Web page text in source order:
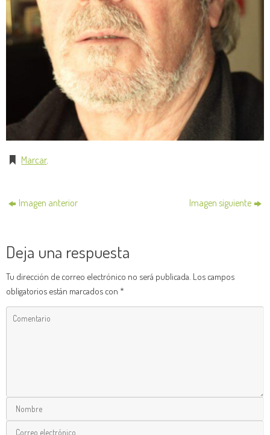
Marcar.
Imagen anterior Imagen siguiente
Deja una respuesta
Tu dirección de correo electrónico no será publicada. Los campos
obligatorios están marcados con *